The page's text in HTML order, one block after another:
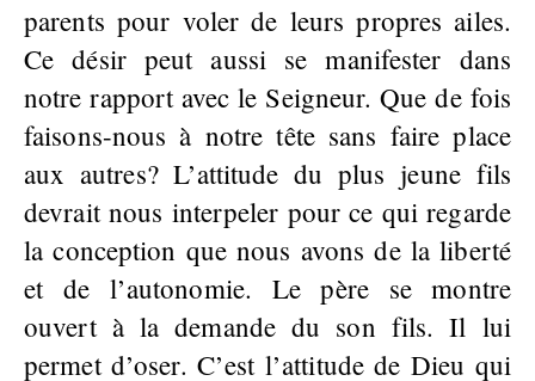
parents pour voler de leurs propres ailes.
Ce désir peut aussi se manifester dans
notre rapport avec le Seigneur. Que de fois
faisons-nous à notre tête sans faire place
aux autres? L’attitude du plus jeune fils
devrait nous interpeler pour ce qui regarde
la conception que nous avons de la liberté
et de l’autonomie. Le père se montre
ouvert à la demande du son fils. Il lui
permet d’oser. C’est l’attitude de Dieu qui